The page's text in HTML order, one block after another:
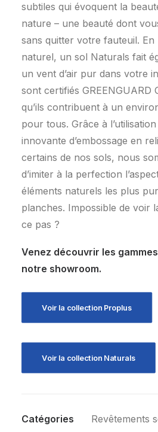
subtiles qui évoquent la
nature – une beauté dont
sans quitter votre fauteuil.
naturel, un sol Naturals fait
un vent d’air pur dans votre
sont certifiés GREENGUARD
qu’ils contribuent à un
pour tous. Grâce à
innovante d’embossage en
certains de nos sols, nous
d’imiter à la perfection
éléments naturels les plus
planches. Impossible de voir
ce pas ?
Venez découvrir les
notre showroom.
Voir la collection Proplus
Voir la collection Naturals
Catégories Revêtements